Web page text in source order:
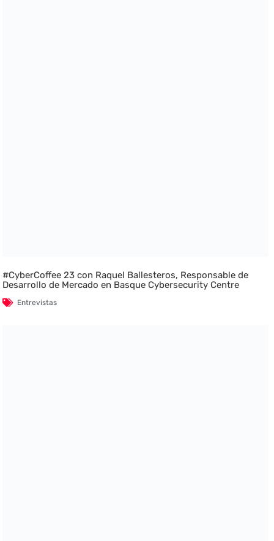
#CyberCoffee 23 con Raquel Ballesteros, Responsable de
Desarrollo de Mercado en Basque Cybersecurity Centre
Entrevistas